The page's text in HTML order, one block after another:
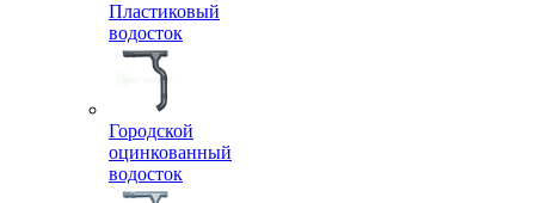
Пластиковый
водосток
Городской
оцинкованный
водосток